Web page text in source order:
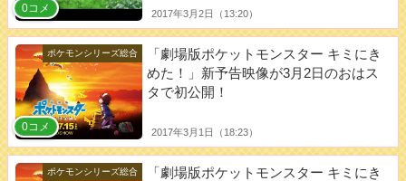
2017年3月2日（13:20）
0コメ
ポケモンシリーズ総合
「劇場版ポケットモンスター キミにき
めた！」新予告映像が3月2日のおはス
タで初公開！
2017年3月1日（18:23）
0コメ
ポケモンシリーズ総合
「劇場版ポケットモンスター キミにき